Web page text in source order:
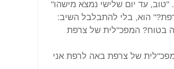
"טוב, עד יום שלישי נמצא מישהו"
הוא, בלי להתבלבל השיב:
בטוח? המפכ"לית של צרפת
של צרפת באה לרפת אני